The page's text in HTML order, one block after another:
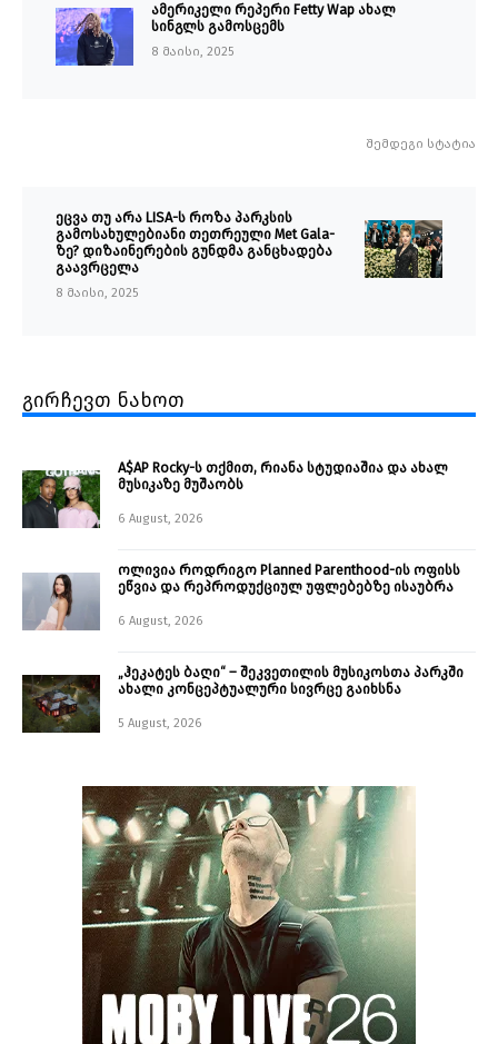
ამერიკელი რეპერი Fetty Wap ახალ
სინგლს გამოსცემს
8 მაისი, 2025
შემდეგი სტატია
ეცვა თუ არა LISA-ს როზა პარკსის
გამოსახულებიანი თეთრეული Met Gala-
ზე? დიზაინერების გუნდმა განცხადება
გაავრცელა
8 მაისი, 2025
გირჩევთ ნახოთ
A$AP Rocky-ს თქმით, რიანა სტუდიაშია და ახალ
მუსიკაზე მუშაობს
6 August, 2026
ოლივია როდრიგო Planned Parenthood-ის ოფისს
ეწვია და რეპროდუქციულ უფლებებზე ისაუბრა
6 August, 2026
„ჰეკატეს ბაღი“ – შეკვეთილის მუსიკოსთა პარკში
ახალი კონცეპტუალური სივრცე გაიხსნა ￼
5 August, 2026